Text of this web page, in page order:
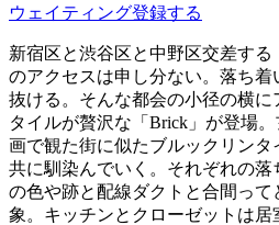
ウェイティング登録する
新宿区と渋谷区と中野区交差す
のアクセスは申し分ない。落ち
抜ける。そんな都会の小径の横
タイルが贅沢な「Brick」が登場
画で観た街に似たブルックリンタ
共に馴染んでいく。それぞれの
の色や跡と配線ダクトと合間っ
象。キッチンとクローゼットは